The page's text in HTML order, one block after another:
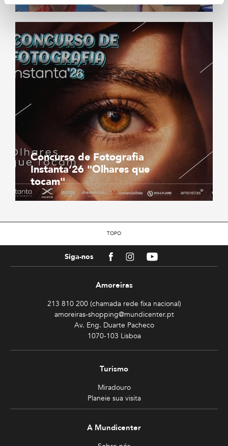
Concurso de Fotografia
Instanta’26 "Olhares que
tocam"
TOPO
Siga-nos FacebookInstagramYoutube
Amoreiras
213 810 200 (chamada rede fixa nacional)
amoreiras-shopping@mundicenter.pt
Av. Eng. Duarte Pacheco
1070-103 Lisboa
Turismo
Miradouro
Planeie sua visita
A Mundicenter